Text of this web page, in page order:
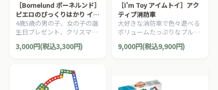
［Bornelund ボーネルンド］
ピエロのびっくりはかり イン
ビクタ 知育 足し算 引き算 数
字 4歳頃から
4歳5歳の男の子、女の子の誕
生日プレゼント、クリスマス
プレゼントにおすすめ、ボー
ネルンドの知育のおもちゃで
3,000円(税込3,300円)
［I'm Toy アイムトイ］アク
ティブ消防車
大好きな消防車で色々遊べる
ボリュームたっぷりなプルト
ーイが新登場♪
9,000円(税込9,900円)